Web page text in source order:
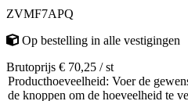
ZVMF7APQ
Op bestelling in alle vestigingen
Brutoprijs € 70,25 / st
Producthoeveelheid: Voer de
de knoppen om de hoeveelheid te